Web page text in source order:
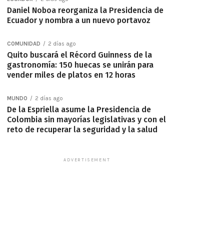
Daniel Noboa reorganiza la Presidencia de
Ecuador y nombra a un nuevo portavoz
COMUNIDAD 2 días ago
Quito buscará el Récord Guinness de la
gastronomía: 150 huecas se unirán para
vender miles de platos en 12 horas
MUNDO 2 días ago
De la Espriella asume la Presidencia de
Colombia sin mayorías legislativas y con el
reto de recuperar la seguridad y la salud
ADVERTISEMENT